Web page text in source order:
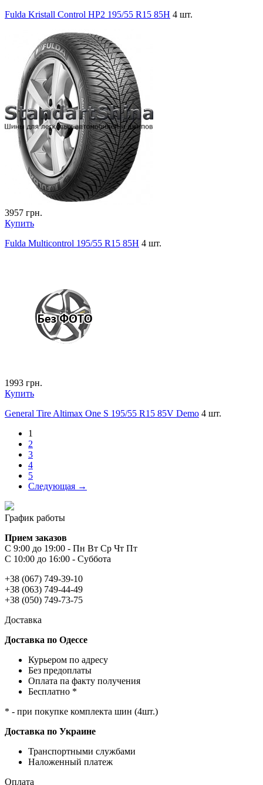
Fulda Kristall Control HP2 195/55 R15 85H 4 шт.
3957 грн.
Купить
Fulda Multicontrol 195/55 R15 85H 4 шт.
1993 грн.
Купить
General Tire Altimax One S 195/55 R15 85V Demo 4 шт.
1
2
3
4
5
Следующая →
График работы
Прием заказов
С 9:00 до 19:00 - Пн Вт Ср Чт Пт
С 10:00 до 16:00 - Суббота
+38 (067) 749-39-10
+38 (063) 749-44-49
+38 (050) 749-73-75
Доставка
Доставка по Одессе
Курьером по адресу
Без предоплаты
Оплата па факту получения
Бесплатно *
* - при покупке комплекта шин (4шт.)
Доставка по Украине
Транспортными службами
Наложенный платеж
Оплата